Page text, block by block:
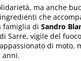
ma anche
che
famiglia diSandro
Sarre, vigile del
di moto,
anni.